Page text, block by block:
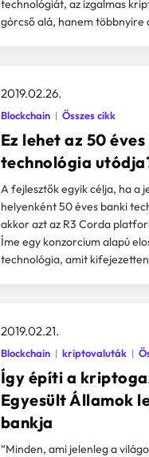
technológiát, az izgalmas
górcső alá, hanem többnyire
Ez lehet az 50
technológia
2019.02.26.
Blockchain Összes cikk
A fejlesztők egyik célja, ha a
helyenként 50 éves banki
akkor azt az R3 Corda
Íme egy konzorcium alapú
technológia, amit
Így építi a
Egyesült Államok
bankja
2019.02.21.
Blockchain kriptovaluták
“Minden, ami jelenleg a